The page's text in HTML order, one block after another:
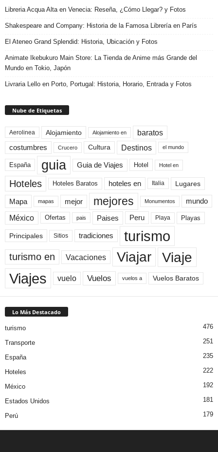
Libreria Acqua Alta en Venecia: Reseña, ¿Cómo Llegar? y Fotos
Shakespeare and Company: Historia de la Famosa Librería en París
El Ateneo Grand Splendid: Historia, Ubicación y Fotos
Animate Ikebukuro Main Store: La Tienda de Anime más Grande del
Mundo en Tokio, Japón
Livraria Lello en Porto, Portugal: Historia, Horario, Entrada y Fotos
Nube de Etiquetas
Aerolinea Alojamiento Alojamiento en baratos
costumbres Crucero Cultura Destinos el mundo
España guia Guia de Viajes Hotel Hotel en
Hoteles Hoteles Baratos hoteles en Italia Lugares
Mapa mapas mejor mejores Monumentos mundo
México Ofertas pais Paises Peru Playa Playas
Principales Sitios tradiciones turismo
turismo en Vacaciones Viajar Viaje
Viajes vuelo Vuelos vuelos a Vuelos Baratos
Lo Más Destacado
turismo 476
Transporte 251
España 235
Hoteles 222
México 192
Estados Unidos 181
Perú 179